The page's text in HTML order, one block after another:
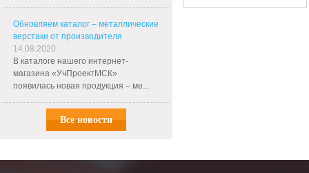
Обновляем каталог – металлические
верстаки от производителя
14.08.2020
В каталоге нашего интернет-
магазина «УчПроектМСК»
появилась новая продукция – ме...
Все новости